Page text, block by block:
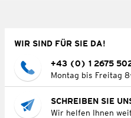
WIR SIND FÜR SIE DA!
+43 (0) 1 2675
Montag bis Freitag
SCHREIBEN SIE
Wir helfen Ihnen